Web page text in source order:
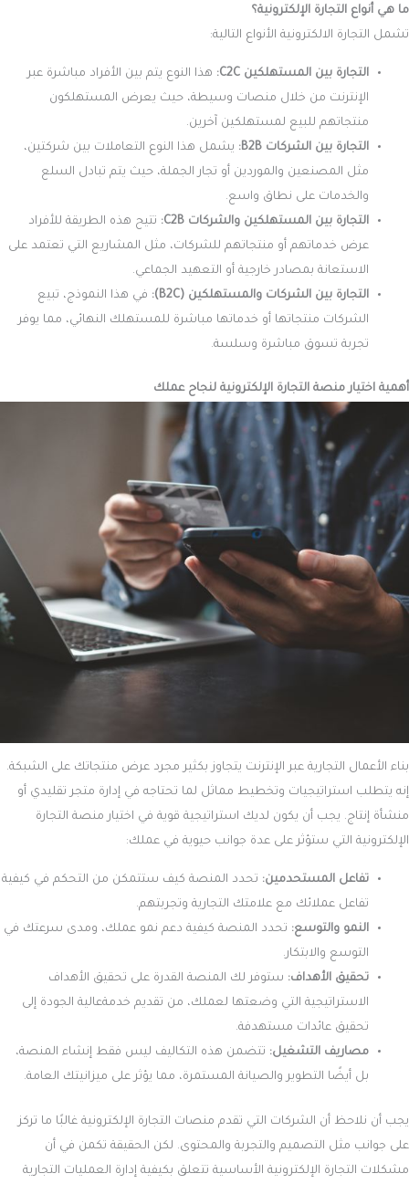
ما هي أنواع التجارة الإلكترونية؟
تشمل التجارة الالكترونية الأنواع التالية:
التجارة بين المستهلكين C2C:
هذا النوع يتم بين الأفراد مباشرة عبر
الإنترنت من خلال منصات وسيطة، حيث يعرض المستهلكون
منتجاتهم للبيع لمستهلكين آخرين.
التجارة بين الشركات B2B:
يشمل هذا النوع التعاملات بين شركتين،
مثل المصنعين والموردين أو تجار الجملة، حيث يتم تبادل السلع
والخدمات على نطاق واسع.
التجارة بين المستهلكين والشركات C2B:
تتيح هذه الطريقة للأفراد
عرض خدماتهم أو منتجاتهم للشركات، مثل المشاريع التي تعتمد على
الاستعانة بمصادر خارجية أو التعهيد الجماعي.
التجارة بين الشركات والمستهلكين (B2C):
في هذا النموذج، تبيع
الشركات منتجاتها أو خدماتها مباشرة للمستهلك النهائي، مما يوفر
تجربة تسوق مباشرة وسلسة.
أهمية اختيار منصة التجارة الإلكترونية لنجاح عملك
بناء الأعمال التجارية عبر الإنترنت يتجاوز بكثير مجرد عرض منتجاتك على الشبكة.
إنه يتطلب استراتيجيات وتخطيط مماثل لما تحتاجه في إدارة متجر تقليدي أو
منشأة إنتاج. يجب أن يكون لديك استراتيجية قوية في اختيار منصة التجارة
الإلكترونية التي ستؤثر على عدة جوانب حيوية في عملك:
تفاعل المستحدمين: تحدد المنصة كيف ستتمكن من التحكم في كيفية
تفاعل عملائك مع علامتك التجارية وتجربتهم.
النمو والتوسع: تحدد المنصة كيفية دعم نمو عملك، ومدى سرعتك في
التوسع والابتكار.
تحقيق الأهداف: ستوفر لك المنصة القدرة على تحقيق الأهداف
الاستراتيجية التي وضعتها لعملك، من تقديم خدمةعالية الجودة إلى
تحقيق عائدات مستهدفة.
مصاريف التشغيل: تتضمن هذه التكاليف ليس فقط إنشاء المنصة،
بل أيضًا التطوير والصيانة المستمرة، مما يؤثر على ميزانيتك العامة.
يجب أن نلاحظ أن الشركات التي تقدم منصات التجارة الإلكترونية غالبًا ما تركز
على جوانب مثل التصميم والتجربة والمحتوى. لكن الحقيقة تكمن في أن
مشكلات التجارة الإلكترونية الأساسية تتعلق بكيفية إدارة العمليات التجارية